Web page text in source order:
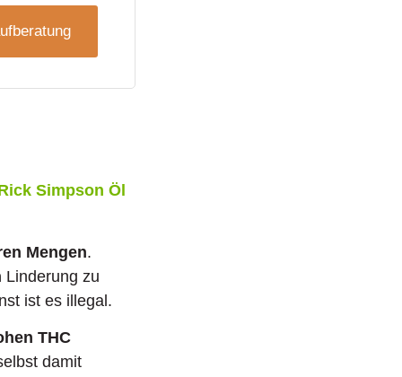
Simpson Öl
Mengen.
Linderung zu
ist es illegal.
THC
damit